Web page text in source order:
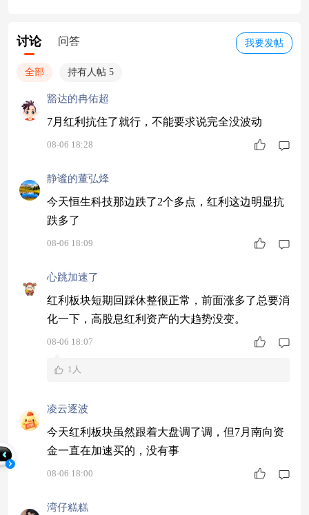
我要发帖
讨论 问答
全部 持有人帖 5
豁达的冉佑超
7月红利抗住了就行，不能要求说完全没波动
08-06 18:28
静谧的董弘烽
今天恒生科技那边跌了2个多点，红利这边明显抗
跌多了
08-06 18:09
心跳加速了
红利板块短期回踩休整很正常，前面涨多了总要消
化一下，高股息红利资产的大趋势没变。
08-06 18:07
1人
凌云逐波
今天红利板块虽然跟着大盘调了调，但7月南向资
金一直在加速买的，没有事
08-06 18:00
湾仔糕糕